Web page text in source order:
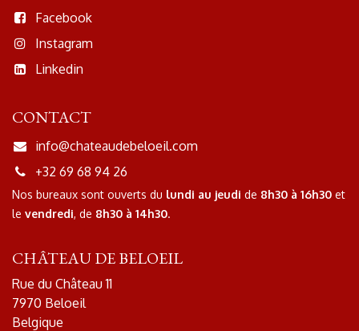
Facebook
Instagram
Linkedin
CONTACT
info@chateaudebeloeil.com
+32 69 68 94 26
Nos bureaux sont ouverts du lundi au jeudi de 8h30 à 16h30 et
le vendredi, de 8h30 à 14h30.
CHÂTEAU DE BELOEIL
Rue du Château 11
7970 Beloeil
Belgique